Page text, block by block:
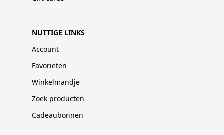
NUTTIGE LINKS
Account
Favorieten
Winkelmandje
Zoek producten
Cadeaubonnen